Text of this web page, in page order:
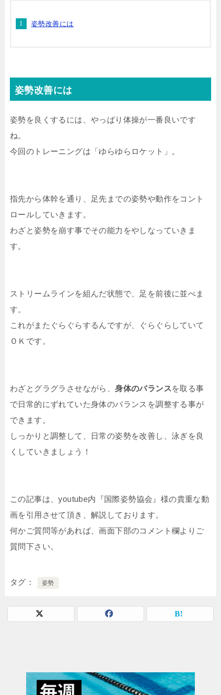
姿勢改善には
姿勢改善には
姿勢を良くするには、やっぱり体操が一番良いです
ね。
今回のトレーニングは「ゆらゆらロケット」。
指先から体幹を通り、足先までの姿勢や動作をコント
ロールしていきます。
わざと姿勢を崩す事でその能力をやしなっていきま
す。
ストリームラインを組んだ状態で、足を前後に並べま
す。
これがまたぐらぐらするんですが、ぐらぐらしていて
ＯＫです。
わざとグラグラさせながら、身体のバランスを取る事
で日常的にずれていた身体のバランスを調整する事が
できます。
しっかりと調整して、日常の姿勢を改善し、泳ぎを良
くしていきましょう！
この記事は、youtube内『国際姿勢協会』様の貴重な動
画を引用させて頂き、解説しております。
何かご質問等があれば、画面下部のコメント欄よりご
質問下さい。
タグ 姿勢